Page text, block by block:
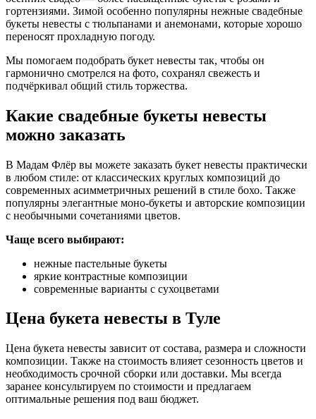
гортензиями. Зимой особенно популярны нежные свадебные
букеты невесты с тюльпанами и анемонами, которые хорошо
переносят прохладную погоду.
Мы помогаем подобрать букет невесты так, чтобы он
гармонично смотрелся на фото, сохранял свежесть и
подчёркивал общий стиль торжества.
Какие свадебные букеты невесты
можно заказать
В Мадам Флёр вы можете заказать букет невесты практически
в любом стиле: от классических круглых композиций до
современных асимметричных решений в стиле бохо. Также
популярны элегантные моно-букеты и авторские композиции
с необычными сочетаниями цветов.
Чаще всего выбирают:
нежные пастельные букеты
яркие контрастные композиции
современные варианты с сухоцветами
Цена букета невесты в Туле
Цена букета невесты зависит от состава, размера и сложности
композиции. Также на стоимость влияет сезонность цветов и
необходимость срочной сборки или доставки. Мы всегда
заранее консультируем по стоимости и предлагаем
оптимальные решения под ваш бюджет.